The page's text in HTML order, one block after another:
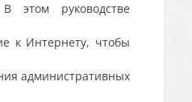
этом руководстве
к Интернету, чтобы
административных